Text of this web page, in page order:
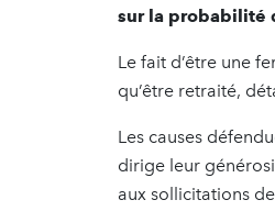
sur la probabilité
Le fait d’être une
qu’être retraité,
Les causes
dirige leur
aux sollicitations